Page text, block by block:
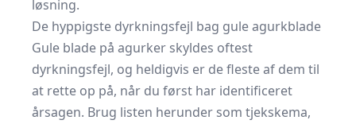
løsning.
De hyppigste dyrkningsfejl bag gule agurkblade
Gule blade på agurker skyldes oftest
dyrkningsfejl, og heldigvis er de fleste af dem til
at rette op på, når du først har identificeret
årsagen. Brug listen herunder som tjekskema,